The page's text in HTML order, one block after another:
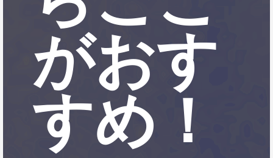
がおす
すめ！